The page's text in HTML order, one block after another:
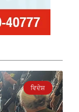
ਵਿਦੇਸ਼